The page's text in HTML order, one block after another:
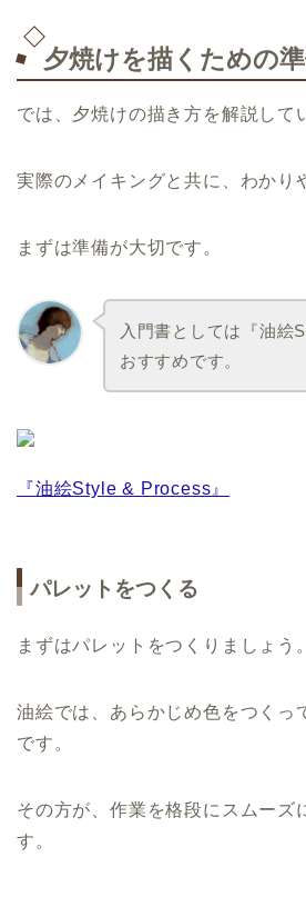
夕焼けを描くための
では、夕焼けの描き方を解説して
実際のメイキングと共に、わかり
まずは準備が大切です。
入門書としては『油絵
おすすめです。
『油絵Style & Process』
パレットをつくる
まずはパレットをつくりましょう。
油絵では、あらかじめ色をつくっ
です。
その方が、作業を格段にスムーズ
す。